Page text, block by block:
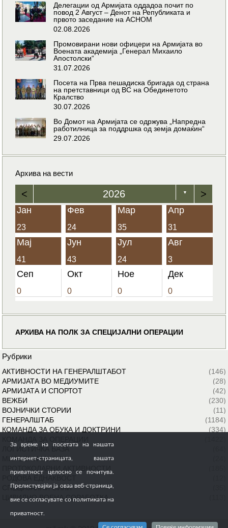
Делегации од Армијата оддадоа почит по
повод 2 Август – Денот на Републиката и
првото заседание на АСНОМ
02.08.2026
Промовирани нови офицери на Армијата во
Воената академија „Генерал Михаило
Апостолски“
31.07.2026
Посета на Прва пешадиска бригада од страна
на претставници од ВС на Обединетото
Кралство
30.07.2026
Во Домот на Армијата се одржува „Напредна
работилница за поддршка од земја домаќин“
29.07.2026
Архива на вести
< 2026 ▼ >
Јан
23
Фев
24
Мар
35
Апр
31
Мај
41
Јун
43
Јул
24
Авг
3
Сеп
0
Окт
0
Ное
0
Дек
0
АРХИВА НА ПОЛК ЗА СПЕЦИЈАЛНИ ОПЕРАЦИИ
Рубрики
АКТИВНОСТИ НА ГЕНЕРАЛШТАБОТ
(146)
АРМИЈАТА ВО МЕДИУМИТЕ
(28)
АРМИЈАТА И СПОРТОТ
(42)
ВЕЖБИ
(230)
ВОЈНИЧКИ СТОРИИ
(11)
ГЕНЕРАЛШТАБ
(1184)
КОМАНДА ЗА ОБУКА И ДОКТРИНИ
(334)
ЛОГИСТИЧКА БАЗА
МИРОВНИ МИСИИ
СПЕЦИЈАЛНИ СИЛИ
ЦИВИЛНО ВОЕНА СОРАБОТКА
За време на посетата на нашата
интернет-страницата, вашата
приватност целосно се почитува.
Прелистувајќи ја оваа веб-страница,
вие се согласувате со политиката на
приватност.